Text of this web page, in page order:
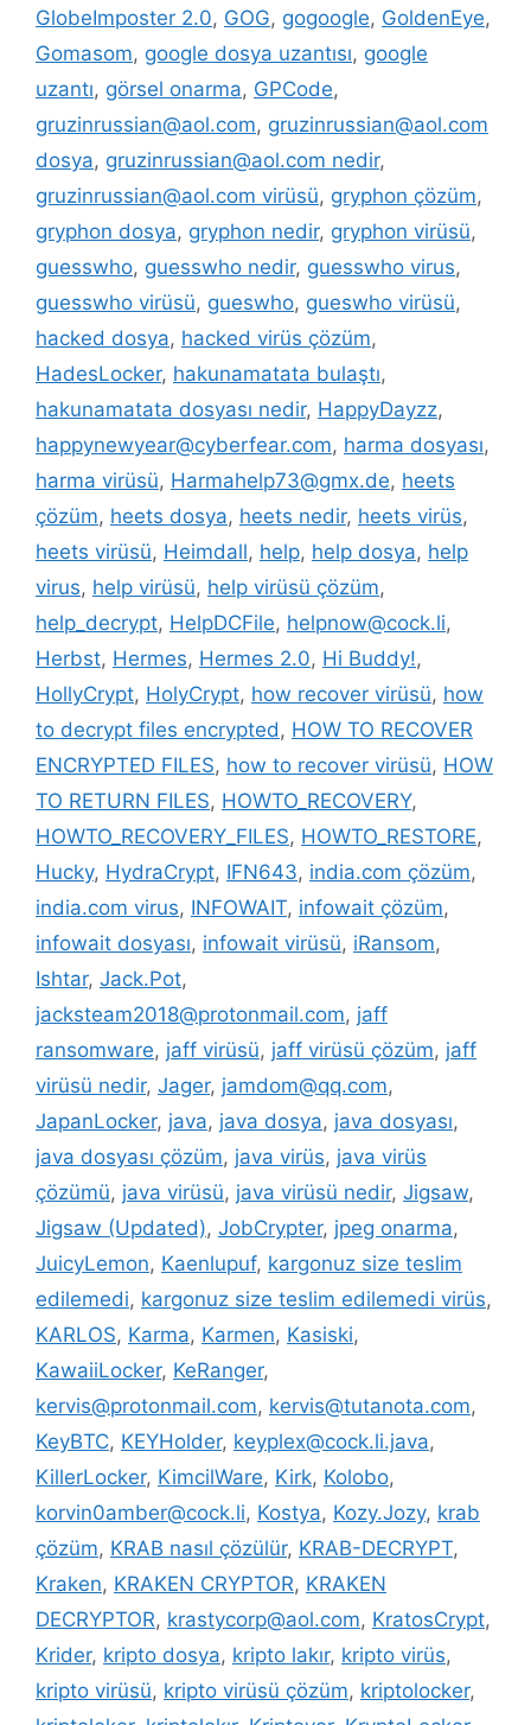
GlobeImposter 2.0, GOG, gogoogle, GoldenEye,
Gomasom, google dosya uzantısı, google
uzantı, görsel onarma, GPCode,
gruzinrussian@aol.com, gruzinrussian@aol.com
dosya, gruzinrussian@aol.com nedir,
gruzinrussian@aol.com virüsü, gryphon çözüm,
gryphon dosya, gryphon nedir, gryphon virüsü,
guesswho, guesswho nedir, guesswho virus,
guesswho virüsü, gueswho, gueswho virüsü,
hacked dosya, hacked virüs çözüm,
HadesLocker, hakunamatata bulaştı,
hakunamatata dosyası nedir, HappyDayzz,
happynewyear@cyberfear.com, harma dosyası,
harma virüsü, Harmahelp73@gmx.de, heets
çözüm, heets dosya, heets nedir, heets virüs,
heets virüsü, Heimdall, help, help dosya, help
virus, help virüsü, help virüsü çözüm,
help_decrypt, HelpDCFile, helpnow@cock.li,
Herbst, Hermes, Hermes 2.0, Hi Buddy!,
HollyCrypt, HolyCrypt, how recover virüsü, how
to decrypt files encrypted, HOW TO RECOVER
ENCRYPTED FILES, how to recover virüsü, HOW
TO RETURN FILES, HOWTO_RECOVERY,
HOWTO_RECOVERY_FILES, HOWTO_RESTORE,
Hucky, HydraCrypt, IFN643, india.com çözüm,
india.com virus, INFOWAIT, infowait çözüm,
infowait dosyası, infowait virüsü, iRansom,
Ishtar, Jack.Pot,
jacksteam2018@protonmail.com, jaff
ransomware, jaff virüsü, jaff virüsü çözüm, jaff
virüsü nedir, Jager, jamdom@qq.com,
JapanLocker, java, java dosya, java dosyası,
java dosyası çözüm, java virüs, java virüs
çözümü, java virüsü, java virüsü nedir, Jigsaw,
Jigsaw (Updated), JobCrypter, jpeg onarma,
JuicyLemon, Kaenlupuf, kargonuz size teslim
edilemedi, kargonuz size teslim edilemedi virüs,
KARLOS, Karma, Karmen, Kasiski,
KawaiiLocker, KeRanger,
kervis@protonmail.com, kervis@tutanota.com,
KeyBTC, KEYHolder, keyplex@cock.li.java,
KillerLocker, KimcilWare, Kirk, Kolobo,
korvin0amber@cock.li, Kostya, Kozy.Jozy, krab
çözüm, KRAB nasıl çözülür, KRAB-DECRYPT,
Kraken, KRAKEN CRYPTOR, KRAKEN
DECRYPTOR, krastycorp@aol.com, KratosCrypt,
Krider, kripto dosya, kripto lakır, kripto virüs,
kripto virüsü, kripto virüsü çözüm, kriptolocker,